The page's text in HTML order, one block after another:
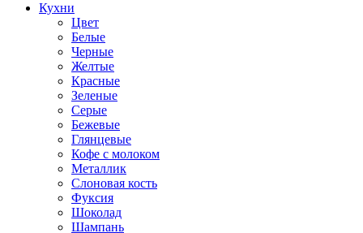
Кухни
Цвет
Белые
Черные
Желтые
Красные
Зеленые
Серые
Бежевые
Глянцевые
Кофе с молоком
Металлик
Слоновая кость
Фуксия
Шоколад
Шампань